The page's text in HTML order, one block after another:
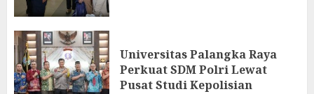
Universitas Palangka Raya
Perkuat SDM Polri Lewat
Pusat Studi Kepolisian